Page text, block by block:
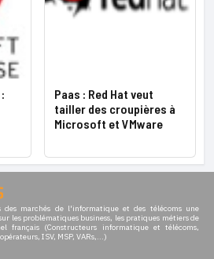
Paas : Red Hat veut
tailler des croupières à
Microsoft et VMware
des marchés de l'informatique et des télécoms une
les problématiques business, les pratiques métiers de
français (Constructeurs informatique et télécoms,
ISV, MSP, VARs,...)